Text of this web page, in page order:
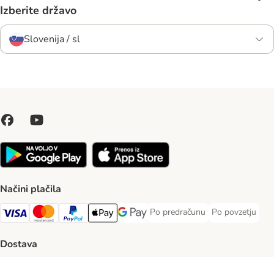
Izberite državo
Slovenija / sl
Načini plačila
Visa Payment Method
MasterCard Payment Method
PayPal Payment Method
Apple Pay Payment Method
Google pay Payment Method
Po predračunu
Po predračunu Payment Method
Po povzetju
Po povzetju
Dostava